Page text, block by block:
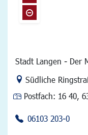
Stadt Langen - Der
Link zur Google-
Südliche
Postfach: 16 40,
06103 203-0